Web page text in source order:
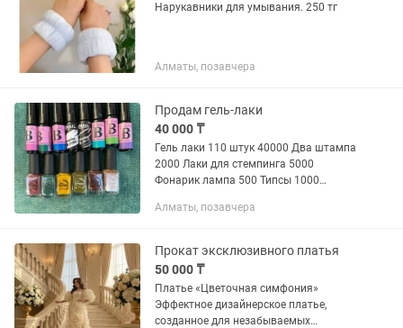
Нарукавники для умывания. 250 тг
Алматы, позавчера
Продам гель-лаки
40 000 ₸
Гель лаки 110 штук 40000 Два штампа
2000 Лаки для стемпинга 5000
Фонарик лампа 500 Типсы 1000
Клей для страз 500 Бабочки и блестки
Алматы, позавчера
Прокат эксклюзивного платья
50 000 ₸
Платье «Цветочная симфония»
Эффектное дизайнерское платье,
созданное для незабываемых